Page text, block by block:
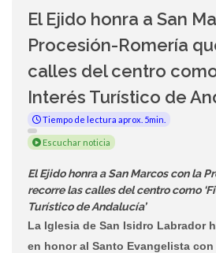
El Ejido honra a San
Procesión-Romería
calles del centro
Interés Turístico de
Tiempo de lectura aprox. 5min.
Escuchar noticia
El Ejido honra a San Marcos con la
recorre las calles del centro como
Turístico de Andalucía’
La Iglesia de San Isidro Labrador
en honor al Santo Evangelista